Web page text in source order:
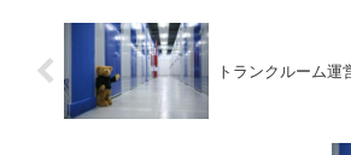
トランクルーム運